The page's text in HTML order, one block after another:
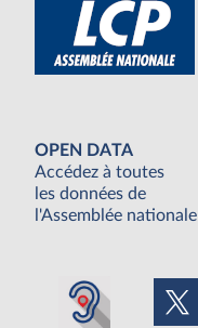
OPEN DATA
Accédez à toutes
les données de
l'Assemblée nationale